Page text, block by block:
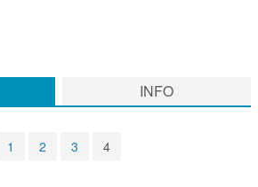
INFO
1 2 3 4